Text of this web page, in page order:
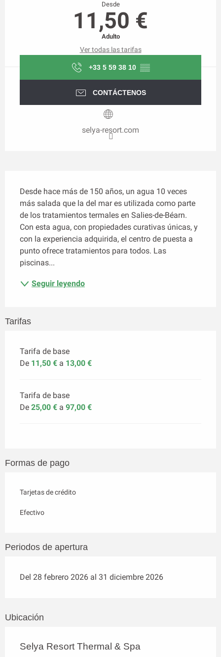
Desde
11,50 €
Adulto
Ver todas las tarifas
+33 5 59 38 10 ▒▒
CONTÁCTENOS
selya-resort.com
Desde hace más de 150 años, un agua 10 veces
más salada que la del mar es utilizada como parte
de los tratamientos termales en Salies-de-Béarn.
Con esta agua, con propiedades curativas únicas, y
con la experiencia adquirida, el centro de puesta a
punto ofrece tratamientos para todos. Las
piscinas...
Seguir leyendo
Tarifas
Tarifa de base
De 11,50 € a 13,00 €
Tarifa de base
De 25,00 € a 97,00 €
Formas de pago
Tarjetas de crédito
Efectivo
Periodos de apertura
Del 28 febrero 2026 al 31 diciembre 2026
Ubicación
Selya Resort Thermal & Spa